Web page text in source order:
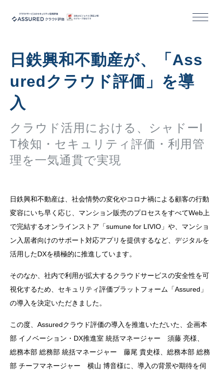
導入/活用事例
コラム
お役立ち資料
活用事例｜クラウドサービス事業者様
日鉄興和不動産が、「Ass
uredクラウド評価」を導
入
クラウド活用における、シャドーI
T検知・セキュリティ評価・利用管
理を一気通貫で実現
日鉄興和不動産は、社会情勢の変化やコロナ禍による顧客の行動
変容にいち早く応じ、マンション販売のプロセスをすべてWeb上
で完結するオンラインストア「sumune for LIVIO」や、マンショ
ン入居者向けのサポート対応アプリを提供するなど、デジタルを
活用したDXを積極的に推進しています。
そのなか、社内で利用が拡大するクラウドサービスの安全性を可
視化するため、セキュリティ評価プラットフォーム「Assured」
の導入を決定いただきました。
この度、Assuredクラウド評価の導入を推進いただいた、企画本
部 イノベーション・DX推進室 統括マネージャー 須藤 亮様、
総務本部 総務部 統括マネージャー 藤尾 貴史様、総務本部 総務
部 チーフマネージャー 横山 博音様に、導入の背景や期待を伺